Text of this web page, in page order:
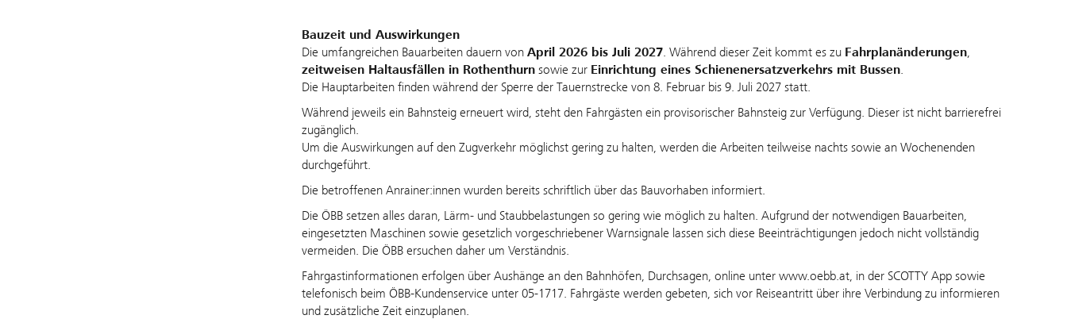
Bauzeit und Auswirkungen
Die umfangreichen Bauarbeiten dauern von April 2026 bis Juli 2027. Während dieser Zeit kommt es zu Fahrplanänderungen,
zeitweisen Haltausfällen in Rothenthurnsowie zur Einrichtung eines Schienenersatzverkehrs mit Bussen.
Die Hauptarbeiten finden während der Sperre der Tauernstrecke von 8. Februar bis 9. Juli 2027 statt.
Während jeweils ein Bahnsteig erneuert wird, steht den Fahrgästen ein provisorischer Bahnsteig zur Verfügung. Dieser ist nicht barrierefrei
zugänglich.
Um die Auswirkungen auf den Zugverkehr möglichst gering zu halten, werden die Arbeiten teilweise nachts sowie an Wochenenden
durchgeführt.
Die betroffenen Anrainer:innen wurden bereits schriftlich über das Bauvorhaben informiert.
Die ÖBB setzen alles daran, Lärm- und Staubbelastungen so gering wie möglich zu halten. Aufgrund der notwendigen Bauarbeiten,
eingesetzten Maschinen sowie gesetzlich vorgeschriebener Warnsignale lassen sich diese Beeinträchtigungen jedoch nicht vollständig
vermeiden. Die ÖBB ersuchen daher um Verständnis.
Fahrgastinformationen erfolgen über Aushänge an den Bahnhöfen, Durchsagen, online unter www.oebb.at, in der SCOTTY App sowie
telefonisch beim ÖBB‑Kundenservice unter 05‑1717. Fahrgäste werden gebeten, sich vor Reiseantritt über ihre Verbindung zu informieren
und zusätzliche Zeit einzuplanen.